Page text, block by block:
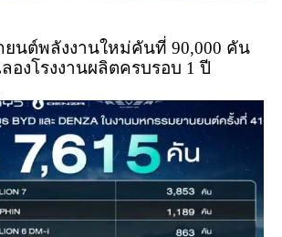
ยนต์พลังงานใหม่คันที่ 90,000 คัน
องโรงงานผลิตครบรอบ 1 ปี